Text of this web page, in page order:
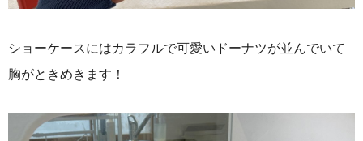
ショーケースにはカラフルで可愛いドーナツが並んでいて
胸がときめきます！